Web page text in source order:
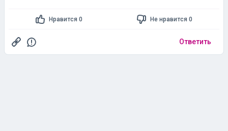
Нравится 0 Не нравится 0
Ответить